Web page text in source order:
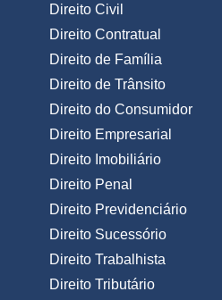
Direito Civil
Direito Contratual
Direito de Família
Direito de Trânsito
Direito do Consumidor
Direito Empresarial
Direito Imobiliário
Direito Penal
Direito Previdenciário
Direito Sucessório
Direito Trabalhista
Direito Tributário